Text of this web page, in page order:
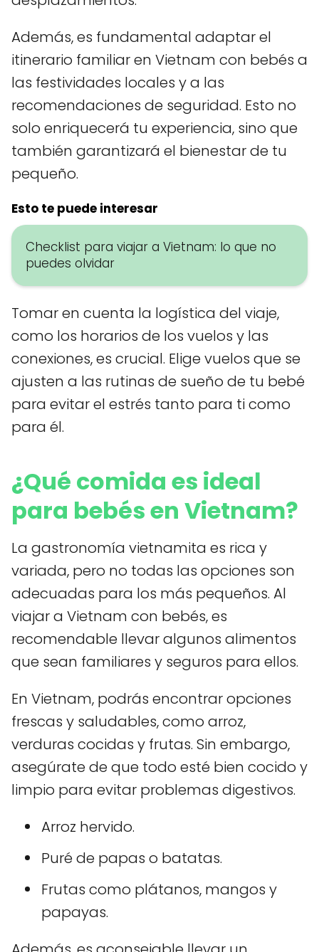
Además, es fundamental adaptar el
itinerario familiar en Vietnam con bebés a
las festividades locales y a las
recomendaciones de seguridad. Esto no
solo enriquecerá tu experiencia, sino que
también garantizará el bienestar de tu
pequeño.
Esto te puede interesar
Checklist para viajar a Vietnam: lo que no
puedes olvidar
Tomar en cuenta la logística del viaje,
como los horarios de los vuelos y las
conexiones, es crucial. Elige vuelos que se
ajusten a las rutinas de sueño de tu bebé
para evitar el estrés tanto para ti como
para él.
¿Qué comida es ideal
para bebés en Vietnam?
La gastronomía vietnamita es rica y
variada, pero no todas las opciones son
adecuadas para los más pequeños. Al
viajar a Vietnam con bebés, es
recomendable llevar algunos alimentos
que sean familiares y seguros para ellos.
En Vietnam, podrás encontrar opciones
frescas y saludables, como arroz,
verduras cocidas y frutas. Sin embargo,
asegúrate de que todo esté bien cocido y
limpio para evitar problemas digestivos.
Arroz hervido.
Puré de papas o batatas.
Frutas como plátanos, mangos y
papayas.